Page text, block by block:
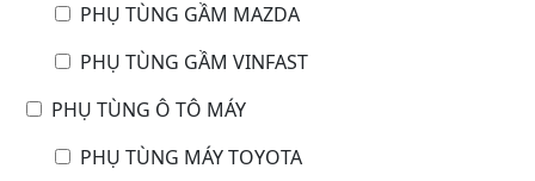
PHỤ TÙNG GẦM MAZDA
PHỤ TÙNG GẦM VINFAST
PHỤ TÙNG Ô TÔ MÁY
PHỤ TÙNG MÁY TOYOTA